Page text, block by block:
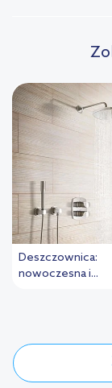
Deszczownica:
nowoczesna i...